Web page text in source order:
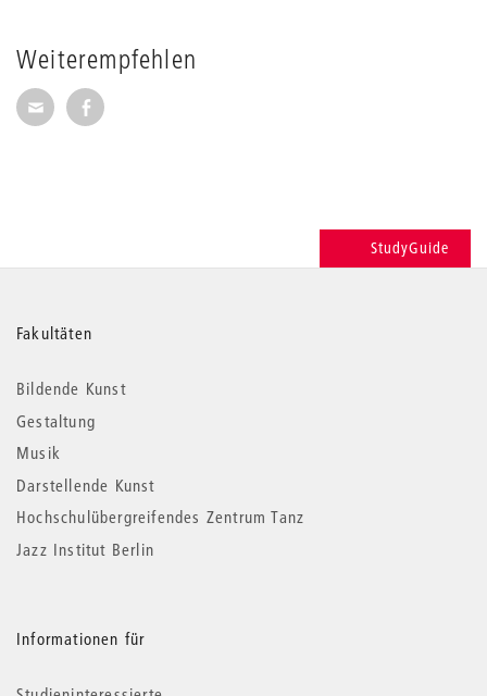
Weiterempfehlen
Seite per E-Mail weiterempfehlen
Seite auf Facebook weiterempfehlen
StudyGuide
Weitere
Informationen
Fakultäten
Bildende Kunst
Gestaltung
Musik
Darstellende Kunst
Hochschulübergreifendes Zentrum Tanz
Jazz Institut Berlin
Informationen für